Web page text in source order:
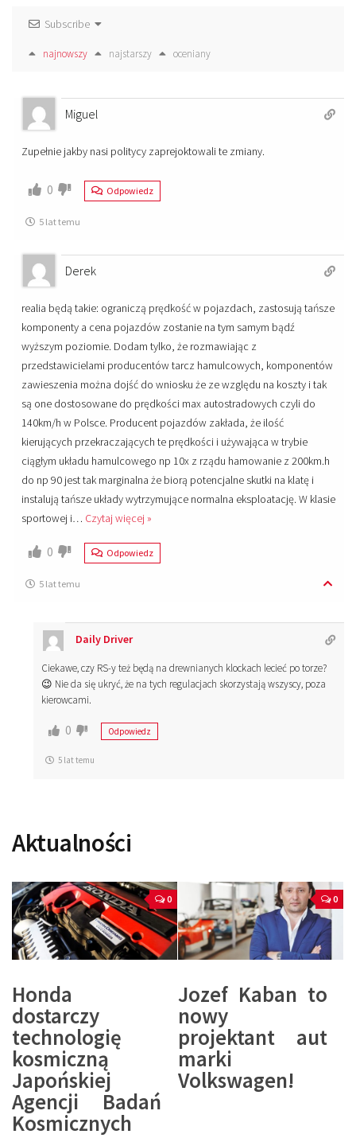
Subscribe
najnowszy najstarszy oceniany
Miguel
Zupełnie jakby nasi politycy zaprejoktowali te zmiany.
0 Odpowiedz
5 lat temu
Derek
realia będą takie: ograniczą prędkość w pojazdach, zastosują tańsze
komponenty a cena pojazdów zostanie na tym samym bądź
wyższym poziomie. Dodam tylko, że rozmawiając z
przedstawicielami producentów tarcz hamulcowych, komponentów
zawieszenia można dojść do wniosku że ze względu na koszty i tak
są one dostosowane do prędkości max autostradowych czyli do
140km/h w Polsce. Producent pojazdów zakłada, że ilość
kierujących przekraczających te prędkości i używająca w trybie
ciągłym układu hamulcowego np 10x z rządu hamowanie z 200km.h
do np 90 jest tak marginalna że biorą potencjalne skutki na klatę i
instalują tańsze układy wytrzymujące normalna eksploatację. W klasie
sportowej i… Czytaj więcej »
0 Odpowiedz
5 lat temu
Daily Driver
Ciekawe, czy RS-y też będą na drewnianych klockach lecieć po torze?
😉 Nie da się ukryć, że na tych regulacjach skorzystają wszyscy, poza
kierowcami.
0 Odpowiedz
5 lat temu
Aktualności
0
Honda
dostarczy
technologię
kosmiczną
Japońskiej
Agencji Badań
Kosmicznych
0
Jozef Kaban to
nowy
projektant aut
marki
Volkswagen!